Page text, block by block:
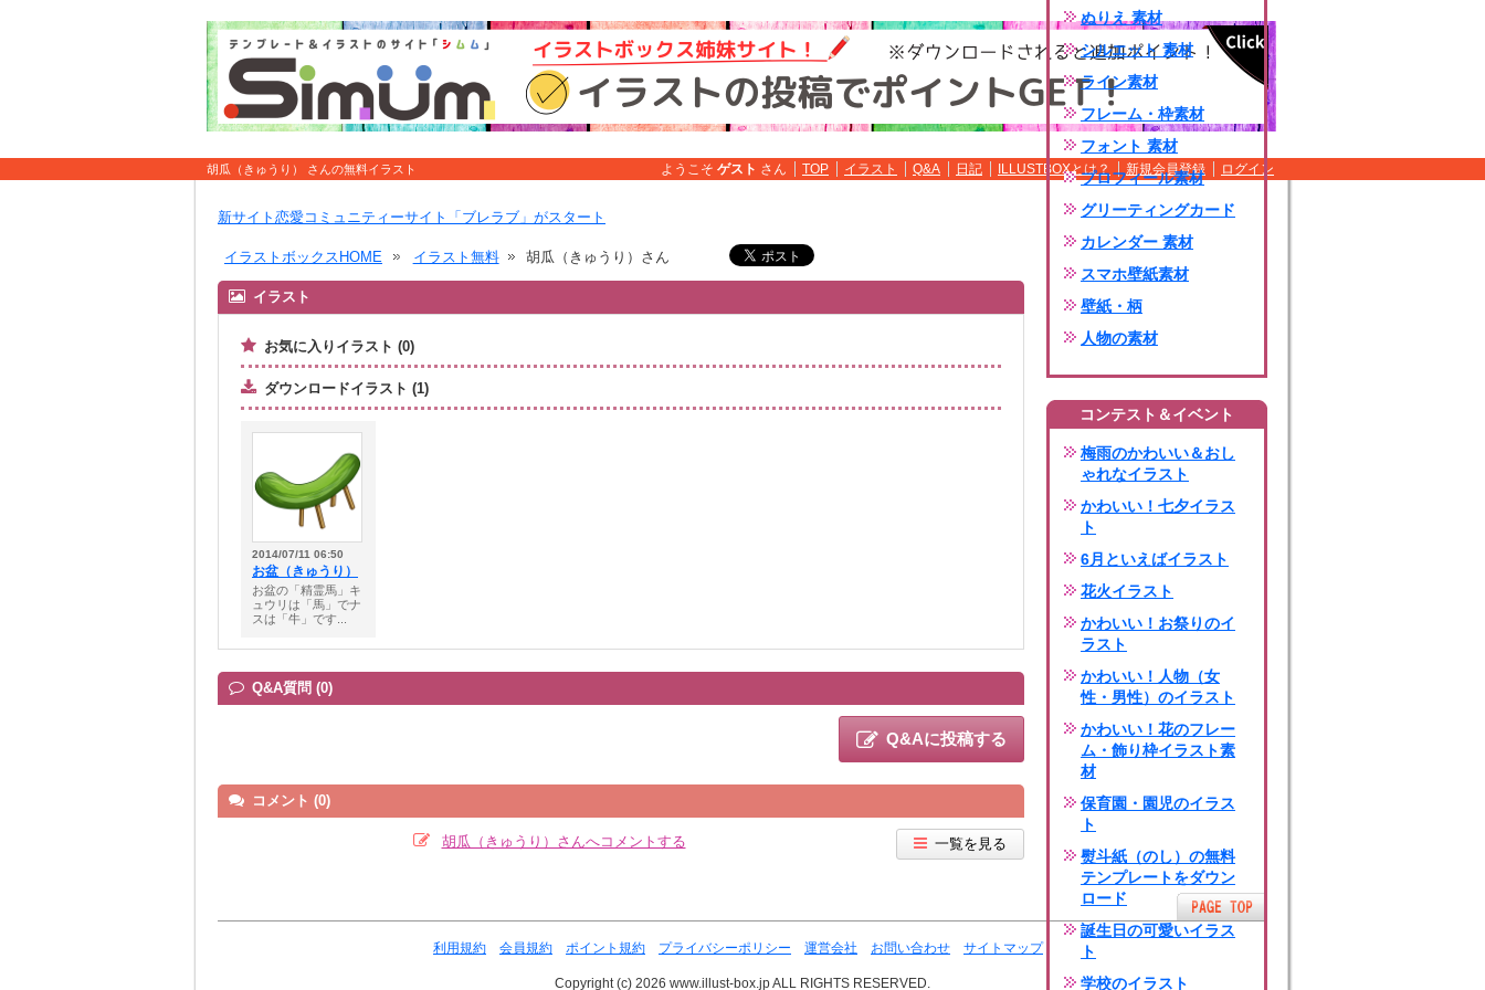
胡瓜（きゅうり） さんの無料イラスト ようこそ ゲスト さん TOP イラスト Q&A 日記 ILLUSTBOXとは？ 新規会員登録 ログイン
新サイト恋愛コミュニティーサイト「ブレラブ」がスタート
イラストボックスHOME イラスト無料 胡瓜（きゅうり）さん
イラスト
お気に入りイラスト (0)
ダウンロードイラスト (1)
2014/07/11 06:50
お盆（きゅうり）
お盆の「精霊馬」キ
ュウリは「馬」でナ
スは「牛」です...
Q&A質問 (0)
Q&Aに投稿する
コメント (0)
胡瓜（きゅうり）さんへコメントする 一覧を見る
ぬりえ 素材
シルエット 素材
ライン素材
フレーム・枠素材
フォント 素材
プロフィール素材
グリーティングカード
カレンダー 素材
スマホ壁紙素材
壁紙・柄
人物の素材
コンテスト＆イベント
梅雨のかわいい＆おし
ゃれなイラスト
かわいい！七夕イラス
ト
6月といえばイラスト
花火イラスト
かわいい！お祭りのイ
ラスト
かわいい！人物（女
性・男性）のイラスト
かわいい！花のフレー
ム・飾り枠イラスト素
材
保育園・園児のイラス
ト
熨斗紙（のし）の無料
テンプレートをダウン
ロード
誕生日の可愛いイラス
ト
学校のイラスト
利用規約 会員規約 ポイント規約 プライバシーポリシー 運営会社 お問い合わせ サイトマップ
Copyright (c) 2026 www.illust-box.jp ALL RIGHTS RESERVED.